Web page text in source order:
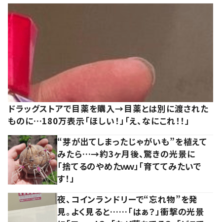
ドラッグストアで目薬を購入→目薬とは別に渡された
ものに…180万表示「ほしい！」「え、なにこれ！！」
“芽が出てしまったじゃがいも”を植えて
みたら…→約3ヶ月後、驚きの光景に
「捨てるのやめたｗｗ」「育ててみたいで
す！」
夜、コインランドリーで“忘れ物”を発
見。よく見ると……「はぁ？」衝撃の光景